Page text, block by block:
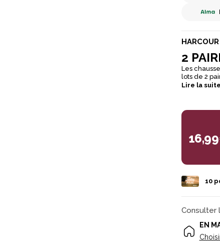
HARCOUR
2
Les
lots de 2
talon.
Lire la suite
10
Consulter
EN